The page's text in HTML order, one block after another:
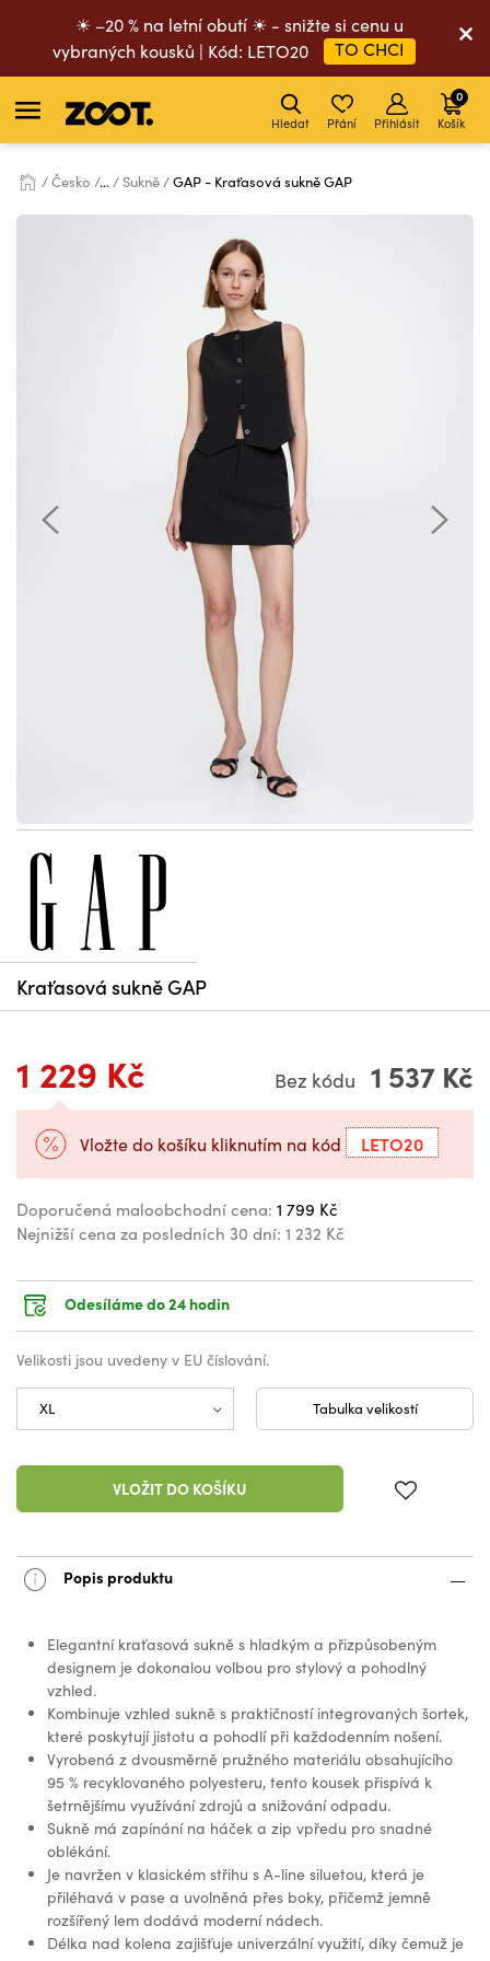
☀ –20 % na letní obutí ☀ - snižte si cenu u
vybraných kousků | Kód: LETO20
TO CHCI
Hledat Přání Přihlásit Košík
0
Česko ... Sukně GAP - Kraťasová sukně GAP
Kraťasová sukně GAP
1 229 Kč Bez kódu 1 537 Kč
Vložte do košíku kliknutím na kód LETO20
Doporučená maloobchodní cena: 1 799 Kč
Nejnižší cena za posledních 30 dní: 1 232 Kč
Odesíláme do 24 hodin
Velikosti jsou uvedeny v EU číslování.
Tabulka velikostí
VLOŽIT DO KOŠÍKU
Popis produktu
Elegantní kraťasová sukně s hladkým a přizpůsobeným
designem je dokonalou volbou pro stylový a pohodlný
vzhled.
Kombinuje vzhled sukně s praktičností integrovaných šortek,
které poskytují jistotu a pohodlí při každodenním nošení.
Vyrobená z dvousměrně pružného materiálu obsahujícího
95 % recyklovaného polyesteru, tento kousek přispívá k
šetrnějšímu využívání zdrojů a snižování odpadu.
Sukně má zapínání na háček a zip vpředu pro snadné
oblékání.
Je navržen v klasickém střihu s A-line siluetou, která je
přiléhavá v pase a uvolněná přes boky, přičemž jemně
rozšířený lem dodává moderní nádech.
Délka nad kolena zajišťuje univerzální využití, díky čemuž je